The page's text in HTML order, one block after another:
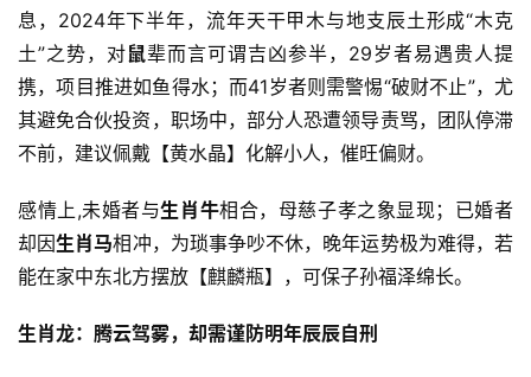
息，2024年下半年，流年天干甲木与地支辰土形成“木克
土”之势，对鼠辈而言可谓吉凶参半，29岁者易遇贵人提
携，项目推进如鱼得水；而41岁者则需警惕“破财不止”，尤
其避免合伙投资，职场中，部分人恐遭领导责骂，团队停滞
不前，建议佩戴【黄水晶】化解小人，催旺偏财。
感情上,未婚者与生肖牛相合，母慈子孝之象显现；已婚者
却因生肖马相冲，为琐事争吵不休，晚年运势极为难得，若
能在家中东北方摆放【麒麟瓶】，可保子孙福泽绵长。
生肖龙：腾云驾雾，却需谨防明年辰辰自刑